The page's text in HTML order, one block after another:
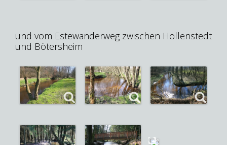
und vom Estewanderweg zwischen Hollenstedt
und Bötersheim